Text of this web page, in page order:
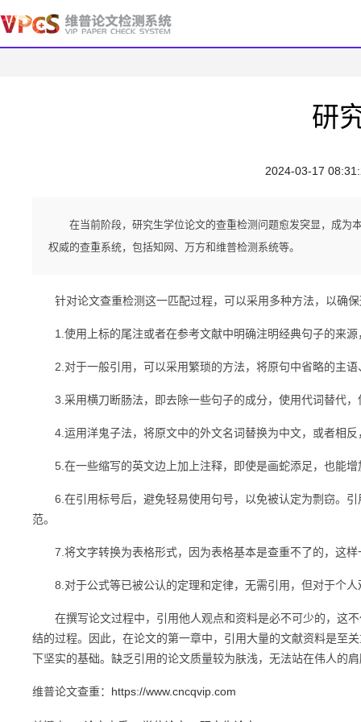
研
2024-03-17
在当前阶段，研究生学位论文的查重检测问题愈发突显，成为
权威的查重系统，包括知网、万方和维普检测系统等。
针对论文查重检测这一匹配过程，可以采用多种方法，以确保
1.使用上标的尾注或者在参考文献中明确注明经典句子的来源
2.对于一般引用，可以采用繁琐的方法，将原句中省略的主语
3.采用横刀断肠法，即去除一些句子的成分，使用代词替代，
4.运用洋鬼子法，将原文中的外文名词替换为中文，或者相反
5.在一些缩写的英文边上加上注释，即使是画蛇添足，也能增
6.在引用标号后，避免轻易使用句号，以免被认定为剽窃。引
范。
7.将文字转换为表格形式，因为表格基本是查重不了的，这样
8.对于公式等已被公认的定理和定律，无需引用，但对于个人
在撰写论文过程中，引用他人观点和资料是必不可少的，这不
结的过程。因此，在论文的第一章中，引用大量的文献资料是至
下坚实的基础。缺乏引用的论文质量较为肤浅，无法站在伟人的
维普论文查重： https://www.cncqvip.com